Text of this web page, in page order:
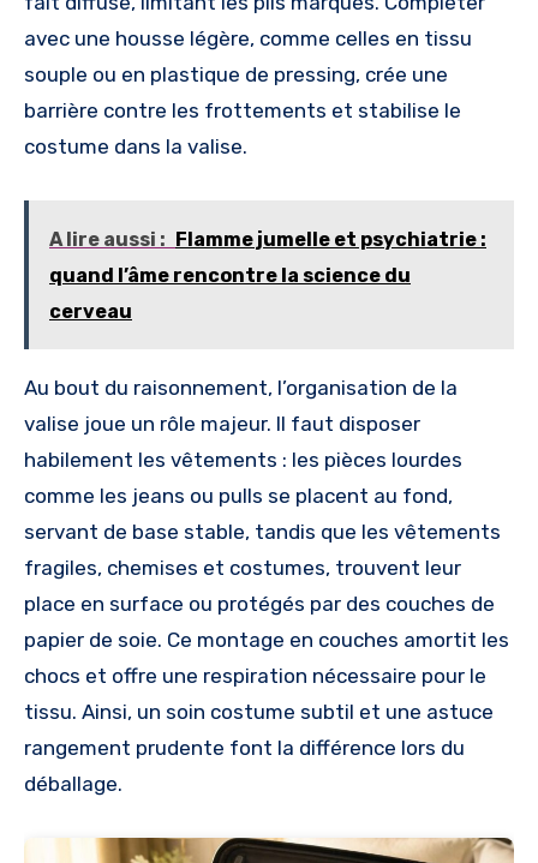
avec une housse légère, comme celles en tissu
souple ou en plastique de pressing, crée une
barrière contre les frottements et stabilise le
costume dans la valise.
A lire aussi :
Flamme jumelle et psychiatrie :
quand l’âme rencontre la science du
cerveau
Au bout du raisonnement, l’organisation de la
valise joue un rôle majeur. Il faut disposer
habilement les vêtements : les pièces lourdes
comme les jeans ou pulls se placent au fond,
servant de base stable, tandis que les vêtements
fragiles, chemises et costumes, trouvent leur
place en surface ou protégés par des couches de
papier de soie. Ce montage en couches amortit les
chocs et offre une respiration nécessaire pour le
tissu. Ainsi, un soin costume subtil et une astuce
rangement prudente font la différence lors du
déballage.